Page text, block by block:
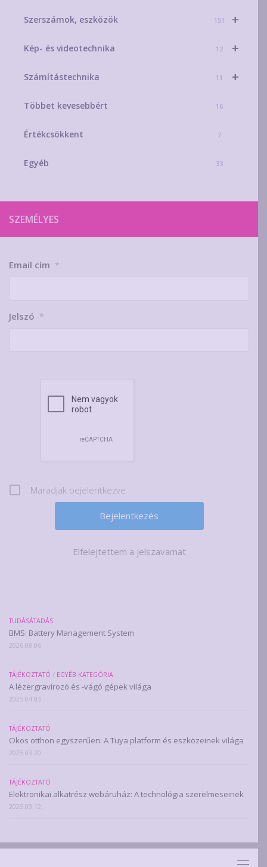
+
Szerszámok, eszközök 151
+
Kép- és videotechnika 12
+
Számítástechnika 11
Többet kevesebbért 16
Értékcsökkent 7
Egyéb 33
SZEMÉLYES
Email cím *
Jelszó *
Maradjak bejelentkezve
Elfelejtettem a jelszavamat
TUDÁSÁTADÁS
BMS: Battery Management System
2026.08.06.
TÁJÉKOZTATÓ / EGYÉB KATEGÓRIA
A lézergravírozó és -vágó gépek világa
2025.04.03.
TÁJÉKOZTATÓ
Okos otthon egyszerűen: A Tuya platform és eszközeinek világa
2025.03.20.
TÁJÉKOZTATÓ
Elektronikai alkatrész webáruház: A technológia szerelmeseinek
2025.03.12.